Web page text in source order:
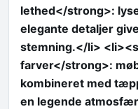
lethed</strong>:
elegante detaljer
stemning.</li>
farver</strong>:
kombineret med
en legende